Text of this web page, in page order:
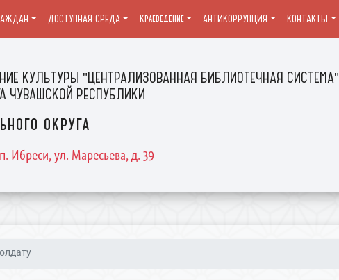
КУЛЬТУРЫ "ЦЕНТРАЛИЗОВАННАЯ БИБЛИОТЕЧНАЯ СИСТЕМА"
ЧУВАШСКОЙ РЕСПУБЛИКИ
округа
Ибреси, ул. Маресьева, д. 39
ДОСТУПНАЯ СРЕДА Краеведение АНТИКОРРУПЦИЯ КОНТАКТЫ